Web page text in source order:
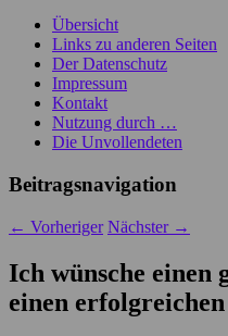
Übersicht
Links zu anderen Seiten
Der Datenschutz
Impressum
Kontakt
Nutzung durch …
Die Unvollendeten
Beitragsnavigation
← Vorheriger Nächster →
Ich wünsche einen
einen